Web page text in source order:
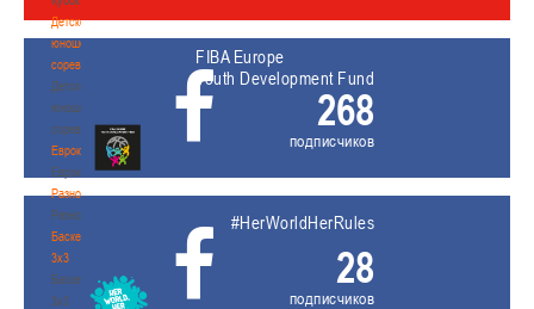
Детско-
юношеские
соревнования
Детско-
юношеские
соревнования
Еврокубки
Еврокубки
Разное
Разное
Баскетбол
3х3
Баскетбол
3х3
FIBA Europe
Youth Development Fund
268
подписчиков
#HerWorldHerRules
28
подписчиков